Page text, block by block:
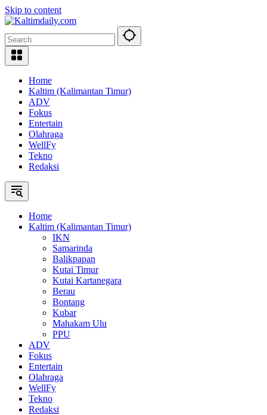
Skip to content
Home
Kaltim (Kalimantan Timur)
ADV
Fokus
Entertain
Olahraga
WellFy
Tekno
Redaksi
Home
Kaltim (Kalimantan Timur)
IKN
Samarinda
Balikpapan
Kutai Timur
Kutai Kartanegara
Berau
Bontang
Kubar
Mahakam Ulu
PPU
ADV
Fokus
Entertain
Olahraga
WellFy
Tekno
Redaksi